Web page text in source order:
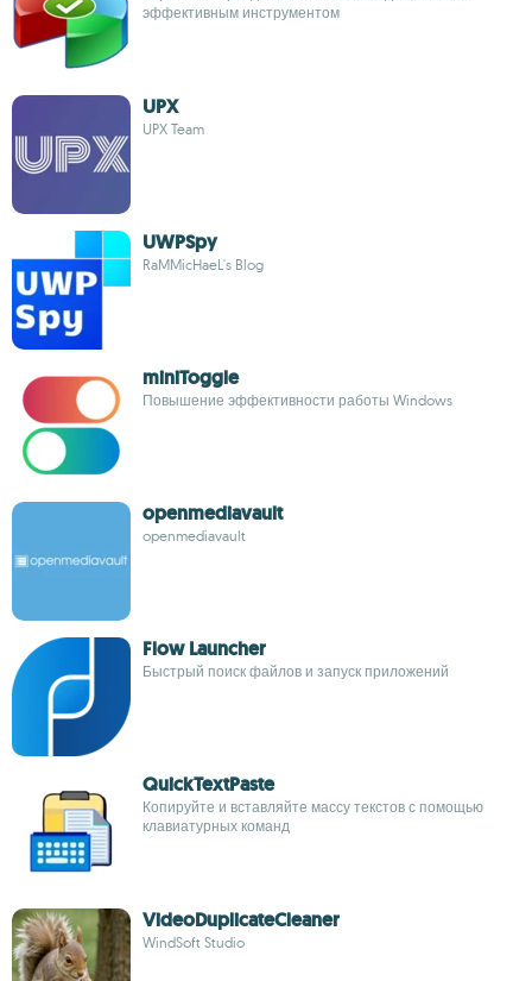
эффективным инструментом
UPX
UPX Team
UWPSpy
RaMMicHaeL's Blog
miniToggle
Повышение эффективности работы Windows
openmediavault
openmediavault
Flow Launcher
Быстрый поиск файлов и запуск приложений
QuickTextPaste
Копируйте и вставляйте массу текстов с помощью
клавиатурных команд
VideoDuplicateCleaner
WindSoft Studio